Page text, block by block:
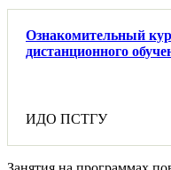
Ознакомительный
дистанционного
ИДО ПСТГУ